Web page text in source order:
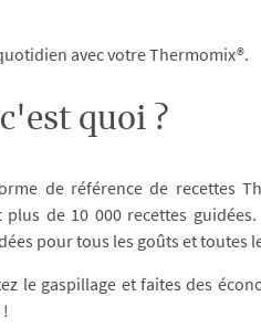
avec votre Thermomix®.
quoi ?
de référence de recettes
de 10 000 recettes
pour tous les goûts et toutes
le gaspillage et faites des